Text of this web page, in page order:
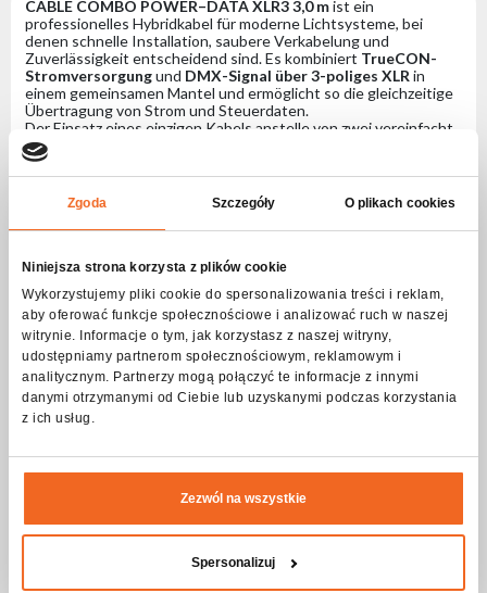
Zgoda Szczegóły O plikach cookies
Niniejsza strona korzysta z plików cookie
Wykorzystujemy pliki cookie do spersonalizowania treści i reklam,
aby oferować funkcje społecznościowe i analizować ruch w naszej
witrynie. Informacje o tym, jak korzystasz z naszej witryny,
udostępniamy partnerom społecznościowym, reklamowym i
analitycznym. Partnerzy mogą połączyć te informacje z innymi
danymi otrzymanymi od Ciebie lub uzyskanymi podczas korzystania
z ich usług.
Zezwól na wszystkie
Spersonalizuj
CABLE COMBO POWER–DATA XLR3 3,0 mist ein
professionelles Hybridkabel für moderne Lichtsysteme, bei
denen schnelle Installation, saubere Verkabelung und
Zuverlässigkeit entscheidend sind. Es kombiniert TrueCON-
Stromversorgungund DMX-Signal über 3-poliges XLRin
einem gemeinsamen Mantel und ermöglicht so die gleichzeitige
Übertragung von Strom und Steuerdaten.
Der Einsatz eines einzigen Kabels anstelle von zwei vereinfacht
den Aufbau erheblich, verkürzt die Setup-Zeit und sorgt für
Ordnung auf der Bühne – ein großer Vorteil bei
Eventproduktionen, Tourneen und im Verleih. Hochwertige
Steckverbinder und eine robuste Konstruktion gewährleisten
eine stabile DMX-Signalübertragung und eine sichere
Stromversorgung.
Verbindungen zwischen Scheinwerfern, modulare Setups, LED-
Bars und andere professionelle Bühnenleuchten.
Spezifikation CABLE COMBO POWER-DATA
XLR3 3,0m - Hybridkabel für Strom- und
Datenübertragung, das TrueCON-
Stromversorgung und 3-poliges XLR-DMX in
Złącze DMX In
3-pin XLR IP65
3-pin XLR IP65